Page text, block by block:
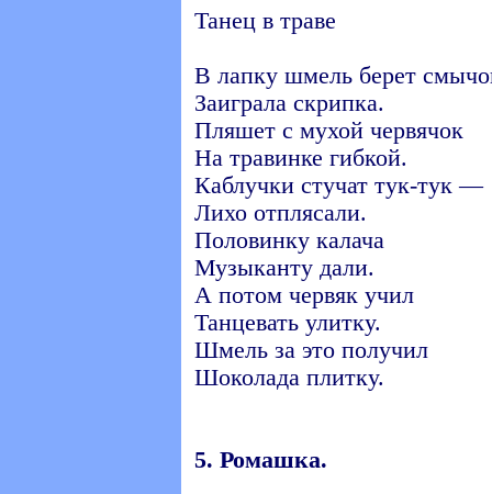
Танец в траве
В лапку шмель берет
Заиграла скрипка.
Пляшет с мухой червячок
На травинке гибкой.
Каблучки стучат тук-тук —
Лихо отплясали.
Половинку калача
Музыканту дали.
А потом червяк учил
Танцевать улитку.
Шмель за это получил
Шоколада плитку.
5. Ромашка.